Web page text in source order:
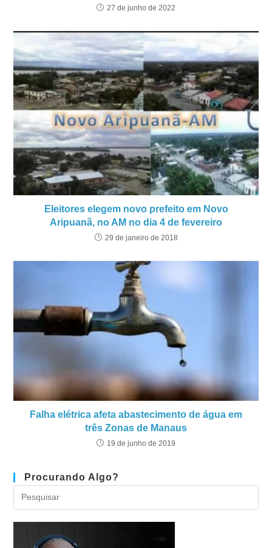
27 de junho de 2022
Eleitores elegem novo prefeito em Novo
Aripuanã, no AM no dia 4 de fevereiro
29 de janeiro de 2018
Falha elétrica afeta abastecimento de água em
três Zonas de Manaus
19 de junho de 2019
Procurando Algo?